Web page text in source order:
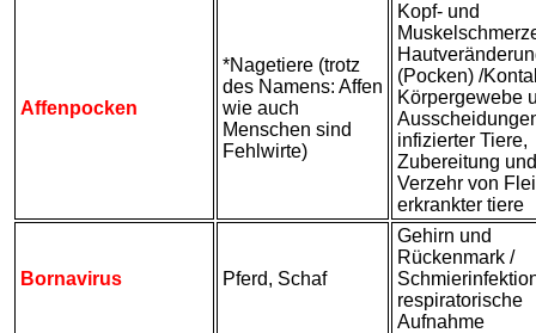
Affenpocken
*Nagetiere (trotz
des Namens: Affen
wie auch
Menschen sind
Fehlwirte)
Kopf- und
(Pocken) /
Körpergewebe
infizierter Tiere,
Zubereitung und
Verzehr von
erkrankter tiere
Bornavirus Pferd, Schaf
Gehirn und
Rückenmark /
respiratorische
Aufnahme